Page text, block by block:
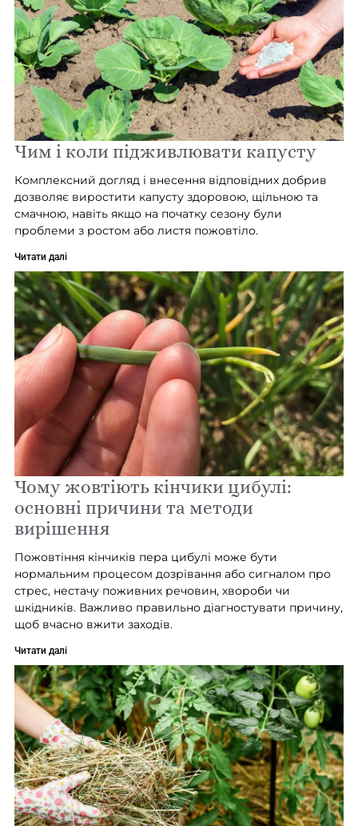
Чим і коли підживлювати капусту
Комплексний догляд і внесення відповідних добрив
дозволяє виростити капусту здоровою, щільною та
смачною, навіть якщо на початку сезону були
проблеми з ростом або листя пожовтіло.
Читати далі
Чому жовтіють кінчики цибулі:
основні причини та методи
вирішення
Пожовтіння кінчиків пера цибулі може бути
нормальним процесом дозрівання або сигналом про
стрес, нестачу поживних речовин, хвороби чи
шкідників. Важливо правильно діагностувати причину,
щоб вчасно вжити заходів.
Читати далі